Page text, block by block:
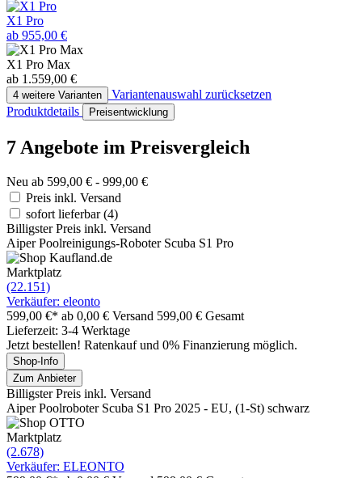
X1 Pro
ab 955,00 €
X1 Pro Max
ab 1.559,00 €
4 weitere Varianten
Variantenauswahl zurücksetzen
Produktdetails
Preisentwicklung
7 Angebote im Preisvergleich
Neu ab 599,00 € - 999,00 €
Preis inkl. Versand
sofort lieferbar(4)
Billigster Preis inkl. Versand
Aiper Poolreinigungs-Roboter Scuba S1 Pro
Marktplatz
(22.151)
Verkäufer: eleonto
599,00 €* ab 0,00 € Versand 599,00 € Gesamt
Lieferzeit: 3-4 Werktage
Jetzt bestellen! Ratenkauf und 0% Finanzierung möglich.
Shop-Info
Zum Anbieter
Billigster Preis inkl. Versand
Aiper Poolroboter Scuba S1 Pro 2025 - EU, (1-St) schwarz
Marktplatz
(2.678)
Verkäufer: ELEONTO